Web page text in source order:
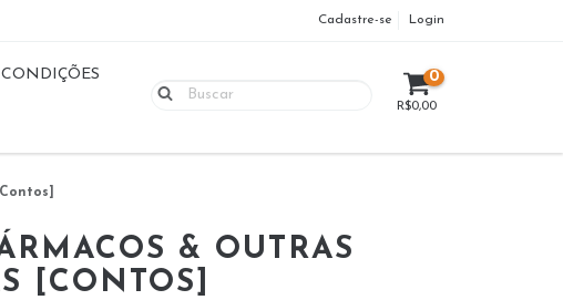
Cadastre-se Login
0
R$0,00
& OUTRAS
[CONTOS]